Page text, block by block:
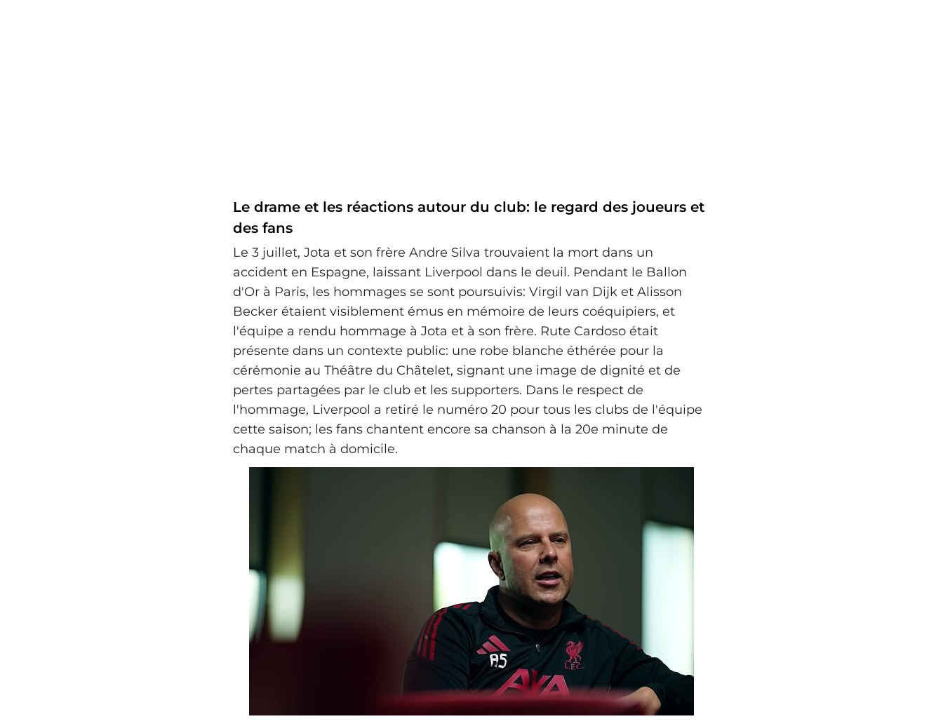
Le drame et les réactions autour du club: le regard des joueurs et
des fans
Le 3 juillet, Jota et son frère Andre Silva trouvaient la mort dans un
accident en Espagne, laissant Liverpool dans le deuil. Pendant le Ballon
d'Or à Paris, les hommages se sont poursuivis: Virgil van Dijk et Alisson
Becker étaient visiblement émus en mémoire de leurs coéquipiers, et
l'équipe a rendu hommage à Jota et à son frère. Rute Cardoso était
présente dans un contexte public: une robe blanche éthérée pour la
cérémonie au Théâtre du Châtelet, signant une image de dignité et de
pertes partagées par le club et les supporters. Dans le respect de
l'hommage, Liverpool a retiré le numéro 20 pour tous les clubs de l'équipe
cette saison; les fans chantent encore sa chanson à la 20e minute de
chaque match à domicile.